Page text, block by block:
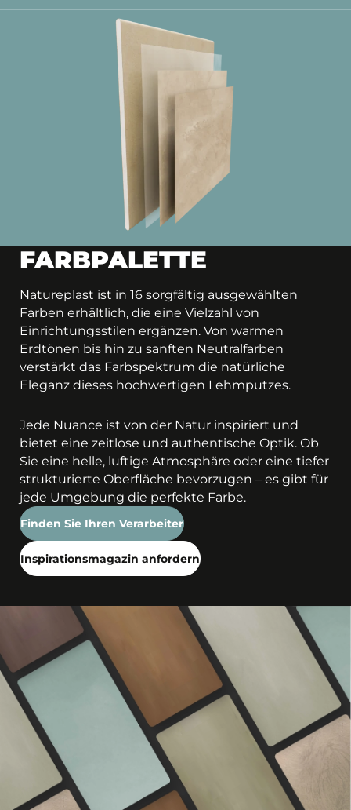
FARBPALETTE
Natureplast ist in 16 sorgfältig ausgewählten
Farben erhältlich, die eine Vielzahl von
Einrichtungsstilen ergänzen. Von warmen
Erdtönen bis hin zu sanften Neutralfarben
verstärkt das Farbspektrum die natürliche
Eleganz dieses hochwertigen Lehmputzes.
Jede Nuance ist von der Natur inspiriert und
bietet eine zeitlose und authentische Optik. Ob
Sie eine helle, luftige Atmosphäre oder eine tiefer
strukturierte Oberfläche bevorzugen – es gibt für
jede Umgebung die perfekte Farbe.
Finden Sie Ihren Verarbeiter
Inspirationsmagazin anfordern